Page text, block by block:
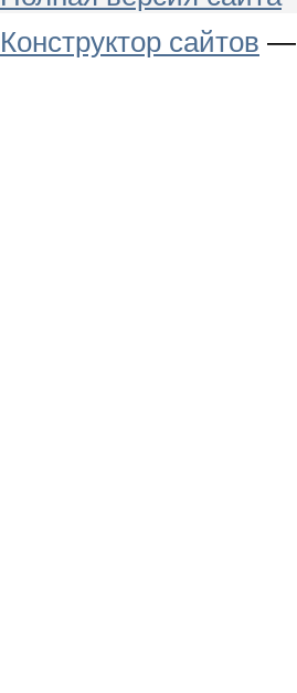
Конструктор сайтов —